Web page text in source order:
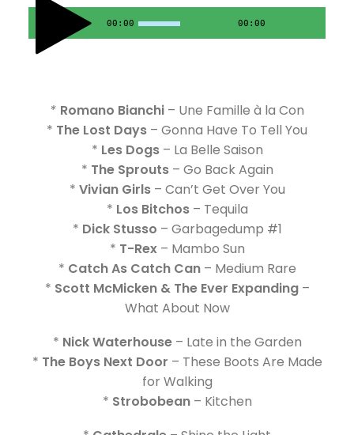
00:00 00:00
* Romano Bianchi – Une Famille à la Con
* The Lost Days – Gonna Have To Tell You
* Les Dogs – La Belle Saison
* The Sprouts– Go Back Again
* Vivian Girls – Can’t Get Over You
* Los Bitchos – Tequila
* Dick Stusso – Garbagedump #1
* T-Rex – Mambo Sun
* Catch As Catch Can – Medium Rare
* Scott McMicken & The Ever Expanding –
What About Now
* Nick Waterhouse – Late in the Garden
* The Boys Next Door – These Boots Are Made
for Walking
* Strobobean– Kitchen